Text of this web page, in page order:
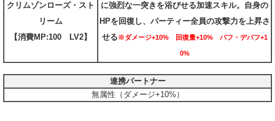
クリムゾンローズ・スト
リーム
【消費MP:100 LV2】
に強烈な一突きを浴びせる加速スキル。自身の
HPを回復し、パーティー全員の攻撃力を上昇さ
せる※ダメージ+10% 回復量+10% バフ・デバフ+1
0%
連携パートナー
無属性（ダメージ+10%）